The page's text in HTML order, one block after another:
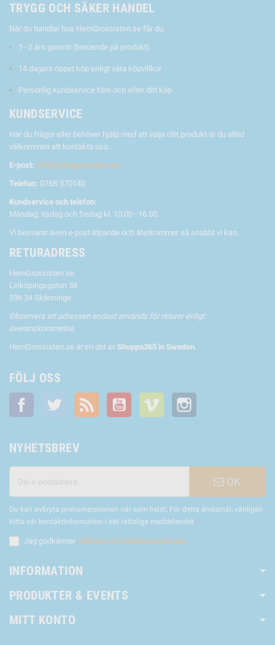
TRYGG OCH SÄKER HANDEL
När du handlar hos HemGrossisten.se får du:
1–2 års garanti (beroende på produkt)
14 dagars öppet köp enligt våra köpvillkor
Personlig kundservice före och efter ditt köp
KUNDSERVICE
Har du frågor eller behöver hjälp med att välja rätt produkt är du alltid
välkommen att kontakta oss.
E-post: info@hemgrossisten.se
Telefon: 0768-370140
Kundservice och telefon:
Måndag, tisdag och fredag kl. 10.00–16.00.
Vi besvarar även e-post löpande och återkommer så snabbt vi kan.
RETURADRESS
HemGrossisten.se
Linköpingsgatan 38
596 34 Skänninge
Observera att adressen endast används för returer enligt
överenskommelse.
HemGrossisten.se är en del av Shoppa365 in Sweden.
FÖLJ OSS
Facebook Twitter RSS YouTube Vimeo
NYHETSBREV
OK
Du kan avbryta prenumerationen när som helst. För detta ändamål, vänligen
hitta vår kontaktinformation i det rättsliga meddelandet.
Jag godkänner villkoren och sekretesspolicyen
INFORMATION
PRODUKTER & EVENTS
MITT KONTO